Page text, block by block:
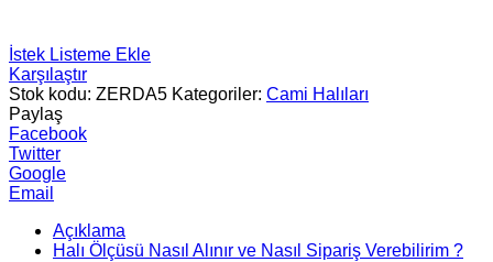
İstek Listeme Ekle
Karşılaştır
Stok kodu: ZERDA5 Kategoriler: Cami Halıları
Paylaş
Facebook
Twitter
Google
Email
Açıklama
Halı Ölçüsü Nasıl Alınır ve Nasıl Sipariş Verebilirim ?